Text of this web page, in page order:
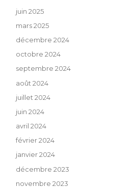
juin 2025
mars 2025
décembre 2024
octobre 2024
septembre 2024
août 2024
juillet 2024
juin 2024
avril 2024
février 2024
janvier 2024
décembre 2023
novembre 2023